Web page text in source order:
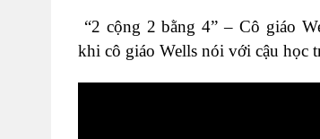
“2 cộng 2 bằng 4” – Cô giáo
khi cô giáo Wells nói với cậu học